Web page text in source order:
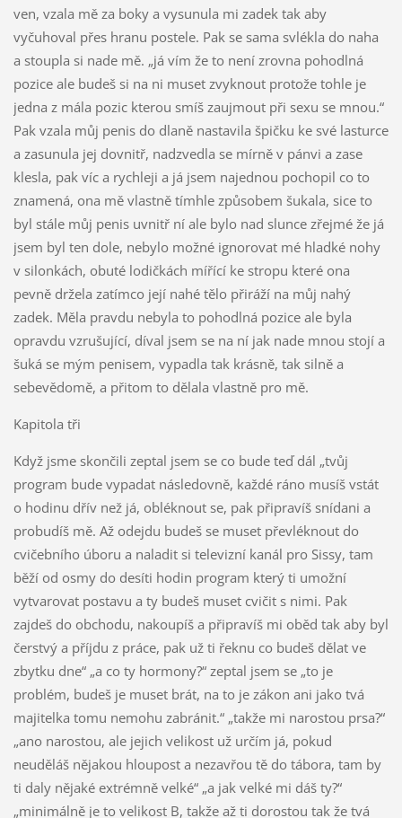
ven, vzala mě za boky a vysunula mi zadek tak aby
vyčuhoval přes hranu postele. Pak se sama svlékla do naha
a stoupla si nade mě. „já vím že to není zrovna pohodlná
pozice ale budeš si na ni muset zvyknout protože tohle je
jedna z mála pozic kterou smíš zaujmout při sexu se mnou.“
Pak vzala můj penis do dlaně nastavila špičku ke své lasturce
a zasunula jej dovnitř, nadzvedla se mírně v pánvi a zase
klesla, pak víc a rychleji a já jsem najednou pochopil co to
znamená, ona mě vlastně tímhle způsobem šukala, sice to
byl stále můj penis uvnitř ní ale bylo nad slunce zřejmé že já
jsem byl ten dole, nebylo možné ignorovat mé hladké nohy
v silonkách, obuté lodičkách mířící ke stropu které ona
pevně držela zatímco její nahé tělo přiráží na můj nahý
zadek. Měla pravdu nebyla to pohodlná pozice ale byla
opravdu vzrušující, díval jsem se na ní jak nade mnou stojí a
šuká se mým penisem, vypadla tak krásně, tak silně a
sebevědomě, a přitom to dělala vlastně pro mě.
Kapitola tři
Když jsme skončili zeptal jsem se co bude teď dál „tvůj
program bude vypadat následovně, každé ráno musíš vstát
o hodinu dřív než já, obléknout se, pak připravíš snídani a
probudíš mě. Až odejdu budeš se muset převléknout do
cvičebního úboru a naladit si televizní kanál pro Sissy, tam
běží od osmy do desíti hodin program který ti umožní
vytvarovat postavu a ty budeš muset cvičit s nimi. Pak
zajdeš do obchodu, nakoupíš a připravíš mi oběd tak aby byl
čerstvý a příjdu z práce, pak už ti řeknu co budeš dělat ve
zbytku dne“ „a co ty hormony?“ zeptal jsem se „to je
problém, budeš je muset brát, na to je zákon ani jako tvá
majitelka tomu nemohu zabránit.“ „takže mi narostou prsa?“
„ano narostou, ale jejich velikost už určím já, pokud
neuděláš nějakou hloupost a nezavřou tě do tábora, tam by
ti daly nějaké extrémně velké“ „a jak velké mi dáš ty?“
„minimálně je to velikost B, takže až ti dorostou tak že tvá